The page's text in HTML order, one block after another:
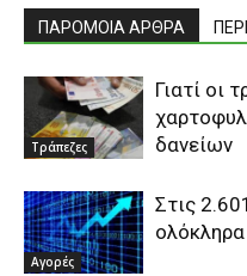
ΠΑΡΟΜΟΙΑ ΑΡΘΡΑ
Τράπεζες
Γιατί οι
δανείων
Αγορές
Στις